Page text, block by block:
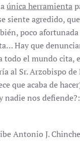
única herramienta
agredido,
poco
Hay que
todo el mundo cita,
al Sr. Arzobispo de
que acaba de
nadie nos
Antonio J.